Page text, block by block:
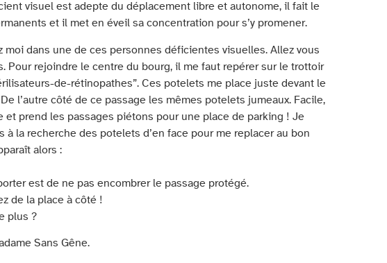
visuel est adepte du déplacement libre et autonome, il fait le
et il met en éveil sa concentration pour s’y promener.
moi dans une de ces personnes déficientes visuelles. Allez vous
Pour rejoindre le centre du bourg, il me faut repérer sur le trottoir
de-rétinopathes”. Ces potelets me place juste devant le
l’autre côté de ce passage les mêmes potelets jumeaux. Facile,
et prend les passages piétons pour une place de parking ! Je
la recherche des potelets d’en face pour me replacer au bon
alors :
est de ne pas encombrer le passage protégé.
de la place à côté !
plus ?
Sans Gêne.